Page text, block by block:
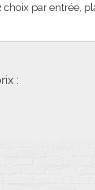
choix par entrée,
: